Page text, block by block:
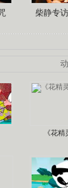
柴静专
《花精